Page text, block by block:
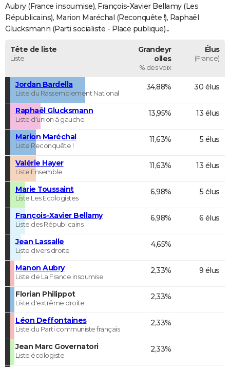
FORUM
Bricolage
Lifestyle
Culture
SportAuto
Television
Voyage
Cinema
Aubry (France insoumise), François-Xavier Bellamy (Les
Républicains), Marion Maréchal (Reconquête !), Raphaël
Glucksmann (Parti socialiste - Place publique)...
Tête de liste
Liste
Grandeyr
olles
% des voix
Élus
(France)
Jordan Bardella
Liste du Rassemblement National
34,88% 30 élus
Raphaël Glucksmann
Liste d'union à gauche
13,95% 13 élus
Marion Maréchal
Liste Reconquête !
11,63% 5 élus
Valérie Hayer
Liste Ensemble
11,63% 13 élus
Marie Toussaint
Liste Les Ecologistes
6,98% 5 élus
François-Xavier Bellamy
Liste des Républicains
6,98% 6 élus
Jean Lassalle
Liste divers droite
4,65%
Manon Aubry
Liste de La France insoumise
2,33% 9 élus
Florian Philippot
Liste d'extrême droite
2,33%
Léon Deffontaines
Liste du Parti communiste français
2,33%
Jean Marc Governatori
Liste écologiste
2,33%